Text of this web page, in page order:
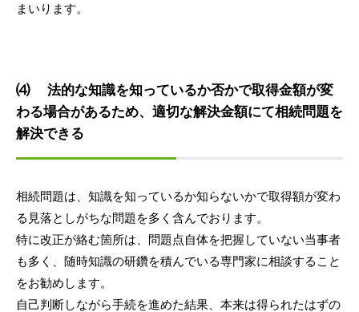
まいります。
⑷ 法的な知識を知っているか否かで取得金額が変
わる場合があるため、適切な解決金額にて相続問題を
解決できる
相続問題は、知識を知っているか知らないかで取得額が変わ
る見落としがちな問題を多く含んでおります。
特に改正が絡む箇所は、問題点自体を把握していない当事者
も多く、随時知識の研鑽を積んでいる専門家に相談すること
をお勧めします。
自己判断しながら手続を進めた結果、本来は得られたはずの